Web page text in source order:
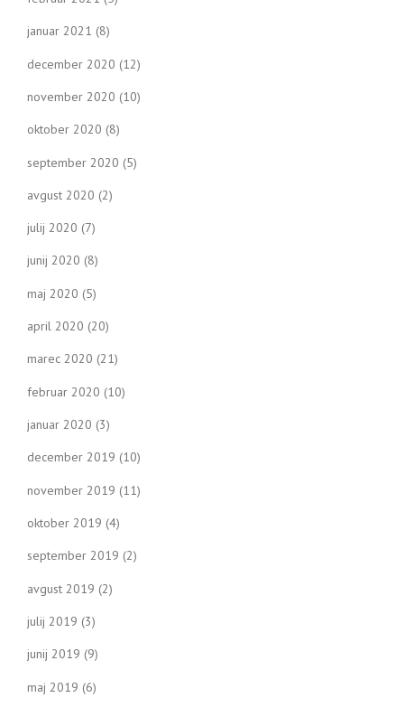
januar 2021 (8)
december 2020 (12)
november 2020 (10)
oktober 2020 (8)
september 2020 (5)
avgust 2020 (2)
julij 2020 (7)
junij 2020 (8)
maj 2020 (5)
april 2020 (20)
marec 2020 (21)
februar 2020 (10)
januar 2020 (3)
december 2019 (10)
november 2019 (11)
oktober 2019 (4)
september 2019 (2)
avgust 2019 (2)
julij 2019 (3)
junij 2019 (9)
maj 2019 (6)